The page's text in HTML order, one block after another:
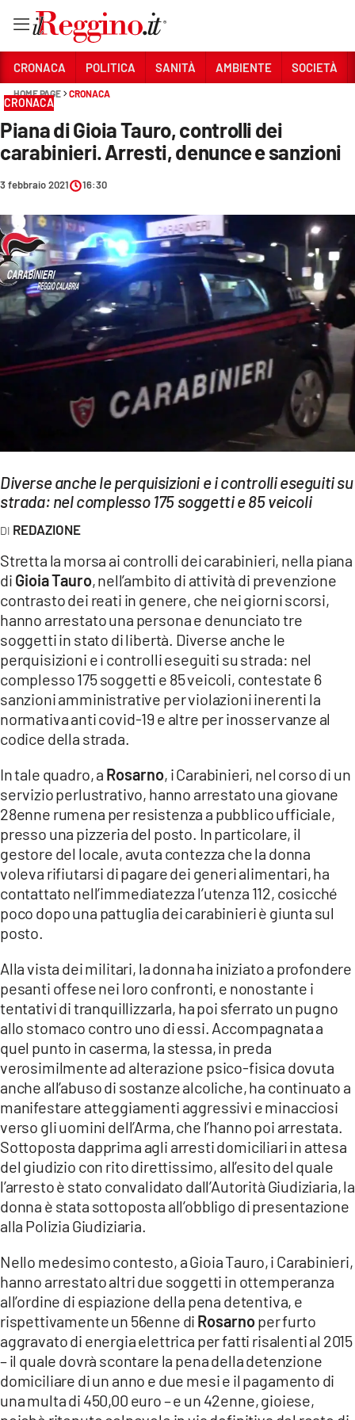
Sezioni
CRONACA
AMBIENTE
SOCIETÀ
CULTURA
ECONOMIA E LAVORO
EVENTI
Streaming
LAC TV
LaC
Network
LACPLAY.IT
LACTV.IT
LACONAIR.IT
LACITYMAG.IT
ILREGGINO.IT
COSENZACHANNEL.IT
ILVIBONESE.IT
CATANZAROCHANNEL.IT
LACAPITALENEWS.IT
ANDROID
APPLE
CRONACA POLITICA SANITÀ AMBIENTE SOCIETÀ
HOME PAGE CRONACA
CRONACA
Piana di Gioia Tauro, controlli dei
carabinieri. Arresti, denunce e sanzioni
3 febbraio 2021 16:30
Diverse anche le perquisizioni e i controlli eseguiti su
strada: nel complesso 175 soggetti e 85 veicoli
REDAZIONE
Stretta la morsa ai controlli dei carabinieri, nella piana
di Gioia Tauro, nell’ambito di attività di prevenzione
contrasto dei reati in genere, che nei giorni scorsi,
hanno arrestato una persona e denunciato tre
soggetti in stato di libertà. Diverse anche le
perquisizioni e i controlli eseguiti su strada: nel
complesso 175 soggetti e 85 veicoli, contestate 6
sanzioni amministrative per violazioni inerenti la
normativa anti covid-19 e altre per inosservanze al
codice della strada.
In tale quadro, a Rosarno, i Carabinieri, nel corso di un
servizio perlustrativo, hanno arrestato una giovane
28enne rumena per resistenza a pubblico ufficiale,
presso una pizzeria del posto. In particolare, il
gestore del locale, avuta contezza che la donna
voleva rifiutarsi di pagare dei generi alimentari, ha
contattato nell’immediatezza l’utenza 112, cosicché
poco dopo una pattuglia dei carabinieri è giunta sul
posto.
Alla vista dei militari, la donna ha iniziato a profondere
pesanti offese nei loro confronti, e nonostante i
tentativi di tranquillizzarla, ha poi sferrato un pugno
allo stomaco contro uno di essi. Accompagnata a
quel punto in caserma, la stessa, in preda
verosimilmente ad alterazione psico-fisica dovuta
anche all’abuso di sostanze alcoliche, ha continuato a
manifestare atteggiamenti aggressivi e minacciosi
verso gli uomini dell’Arma, che l’hanno poi arrestata.
Sottoposta dapprima agli arresti domiciliari in attesa
del giudizio con rito direttissimo, all’esito del quale
l’arresto è stato convalidato dall’Autorità Giudiziaria, la
donna è stata sottoposta all’obbligo di presentazione
alla Polizia Giudiziaria.
Nello medesimo contesto, a Gioia Tauro, i Carabinieri,
hanno arrestato altri due soggetti in ottemperanza
all’ordine di espiazione della pena detentiva, e
rispettivamente un 56enne di Rosarnoper furto
aggravato di energia elettrica per fatti risalenti al 2015
– il quale dovrà scontare la pena della detenzione
domiciliare di un anno e due mesi e il pagamento di
una multa di 450,00 euro – e un 42enne, gioiese,